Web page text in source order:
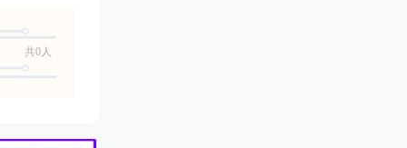
共0人